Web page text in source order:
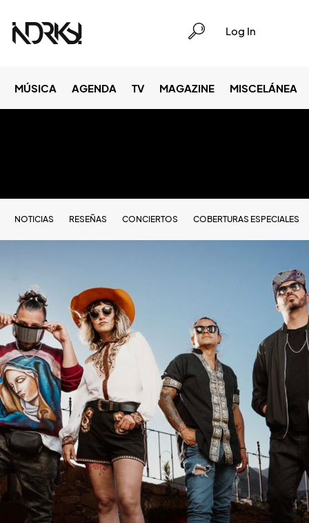
Log In
MÚSICA AGENDA TV MAGAZINE MISCELÁNEA
NOTICIAS RESEÑAS CONCIERTOS COBERTURAS ESPECIALES